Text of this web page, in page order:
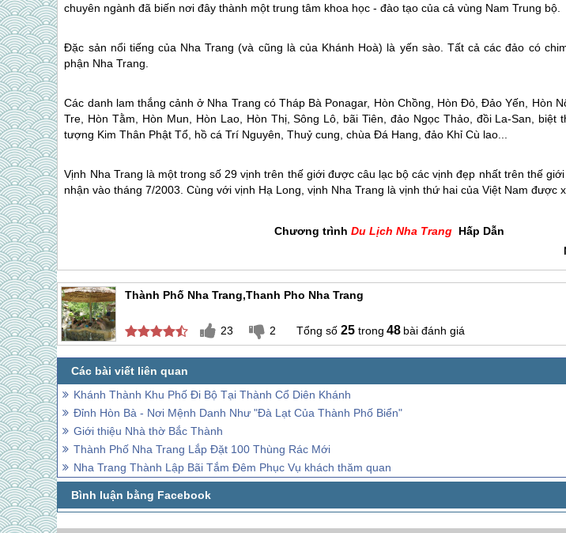
chuyên ngành đã biến nơi đây thành một trung tâm khoa học - đào tạo của cả vùng Nam Trung bộ.
Đặc sản nổi tiếng của Nha Trang (và cũng là của Khánh Hoà) là yến sào. Tất cả các đảo có
phận Nha Trang.
Các danh lam thắng cảnh ở Nha Trang có Tháp Bà Ponagar, Hòn Chồng, Hòn Đỏ, Đảo Yến, Hòn
Tre, Hòn Tằm, Hòn Mun, Hòn Lao, Hòn Thị, Sông Lô, bãi Tiên, đảo Ngọc Thảo, đồi La-San,
tượng Kim Thân Phật Tổ, hồ cá Trí Nguyên, Thuỷ cung, chùa Đá Hang, đảo Khỉ Cù lao...
Vịnh Nha Trang là một trong số 29 vịnh trên thế giới được câu lạc bộ các vịnh đẹp nhất trên thế
nhận vào tháng 7/2003. Cùng với vịnh Hạ Long, vịnh Nha Trang là vịnh thứ hai của Việt Nam được
Chương trình Du Lịch Nha Trang Hấp Dẫn
Thành Phố Nha Trang,thanh Pho Nha Trang
23 2 25 48 bài đánh giá
Khánh Thành Khu Phố Đi Bộ Tại Thành Cổ Diên Khánh
Đỉnh Hòn Bà - Nơi Mệnh Danh Như "Đà Lạt Của Thành Phố Biển"
Giới thiệu Nhà thờ Bắc Thành
Thành Phố Nha Trang Lắp Đặt 100 Thùng Rác Mới
Nha Trang Thành Lập Bãi Tắm Đêm Phục Vụ khách thăm quan